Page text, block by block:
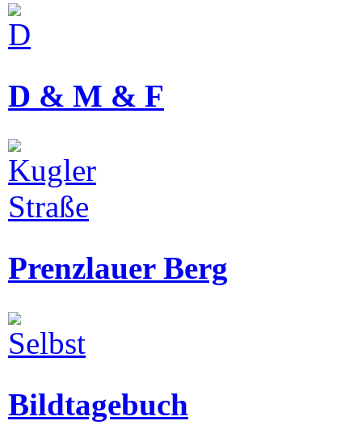
D & M & F
Prenzlauer Berg
Bildtagebuch